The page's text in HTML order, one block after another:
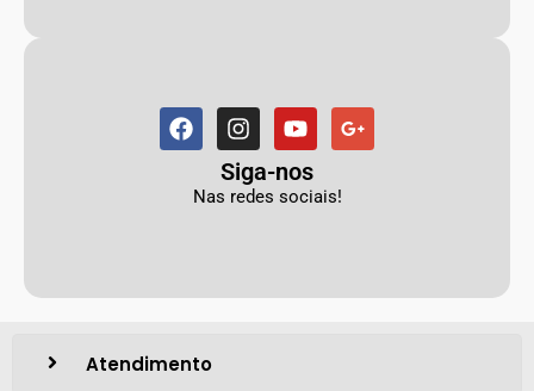
Siga-nos
Nas redes sociais!
Atendimento